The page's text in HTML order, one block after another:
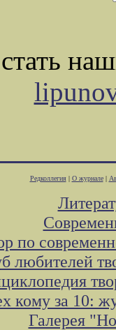
Редколлегия| О журнале|
по
любителей
кому за 10:
Галерея